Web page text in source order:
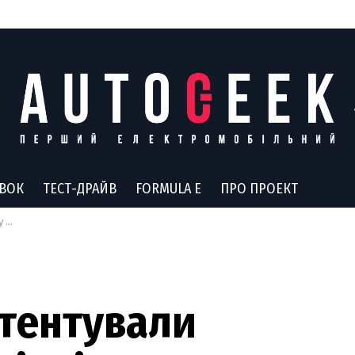
ТЕСТ-ДРАЙВ FORMULA E ПРО ПРОЕКТ